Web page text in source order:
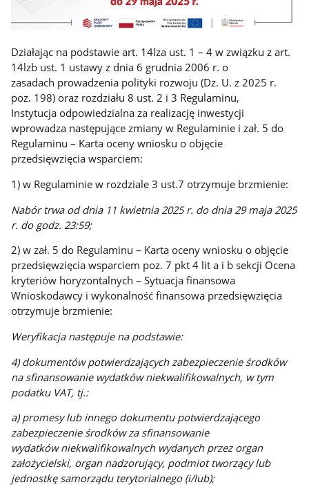
Działając na podstawie art. 14lza ust. 1 – 4 w związku z art.
14lzb ust. 1 ustawy z dnia 6 grudnia 2006 r. o
zasadach prowadzenia polityki rozwoju (Dz. U. z 2025 r.
poz. 198) oraz rozdziału 8 ust. 2 i 3 Regulaminu,
Instytucja odpowiedzialna za realizację inwestycji
wprowadza następujące zmiany w Regulaminie i zał. 5 do
Regulaminu – Karta oceny wniosku o objęcie
przedsięwzięcia wsparciem:
1) w Regulaminie w rozdziale 3 ust.7 otrzymuje brzmienie:
Nabór trwa od dnia 11 kwietnia 2025 r. do dnia 29 maja 2025
r. do godz. 23:59;
2) w zał. 5 do Regulaminu – Karta oceny wniosku o objęcie
przedsięwzięcia wsparciem poz. 7 pkt 4 lit a i b sekcji Ocena
kryteriów horyzontalnych – Sytuacja finansowa
Wnioskodawcy i wykonalność finansowa przedsięwzięcia
otrzymuje brzmienie:
Weryfikacja następuje na podstawie:
4) dokumentów potwierdzających zabezpieczenie środków
na sfinansowanie wydatków niekwalifikowalnych, wtym
podatku VAT, tj.:
a) promesy lub innego dokumentu potwierdzającego
zabezpieczenie środków za sfinansowanie
wydatkówniekwalifikowalnych wydanych przez organ
założycielski, organ nadzorujący, podmiot tworzący lub
jednostkę samorządu terytorialnego (i/lub);